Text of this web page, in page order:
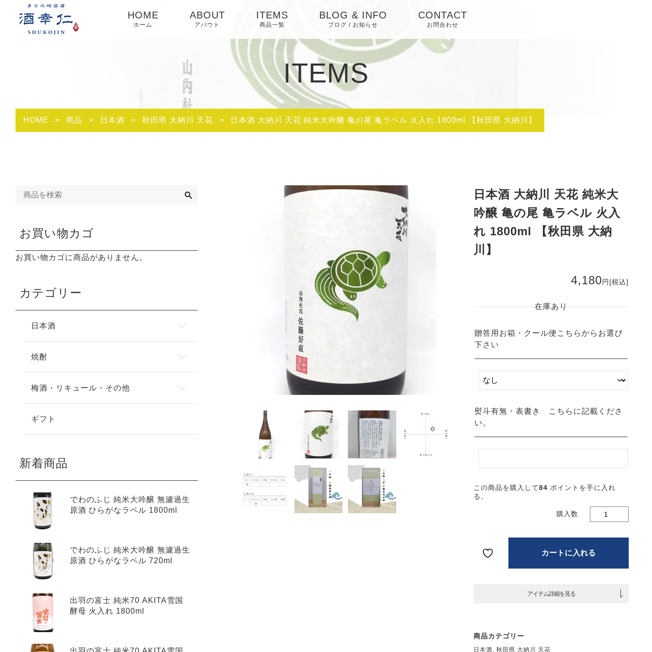
HOME
ホーム
ABOUT
アバウト
ITEMS
商品一覧
焼酎
梅酒・リキュール・
その他
BLOG & INFO
ブログ / お知らせ
お知らせ
ブログ
ピックアップ
CONTACT
お問合わせ
ITEMS
HOME > 商品 > 日本酒 > 秋田県 大納川 天花 > 日本酒 大納川 天花 純米大吟醸 亀の尾 亀ラベル 火入れ 1800ml 【秋田県 大納川】
日本酒 大納川 天花 純米大
吟醸 亀の尾 亀ラベル 火入
れ 1800ml 【秋田県 大納
川】
4,180円 [税込]
在庫あり
贈答用お箱・クール便こちらからお選び
下さい
熨斗有無・表書き こちらに記載くださ
い。
この商品を購入して84 ポイントを手に入れ
る。
尾 亀
川】個
カートに入れる
アイテム詳細を見る
商品カテゴリー
日本酒, 秋田県 大納川 天花
お買い物カゴ
お買い物カゴに商品がありません。
カテゴリー
日本酒
焼酎
梅酒・リキュール・その他
ギフト
新着商品
でわのふじ 純米大吟醸 無濾過生
原酒 ひらがなラベル 1800ml
でわのふじ 純米大吟醸 無濾過生
原酒 ひらがなラベル 720ml
出羽の富士 純米70 AKITA雪国
酵母 火入れ 1800ml